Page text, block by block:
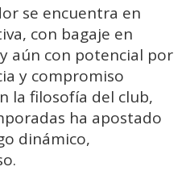
se encuentra en
con bagaje en
aún con potencial por
y compromiso
la filosofía del club,
ha apostado
dinámico,